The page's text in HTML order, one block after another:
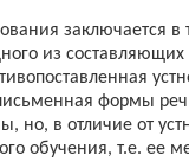
заключается
из
формы
но, в отличие от
обучения, т.е. ее